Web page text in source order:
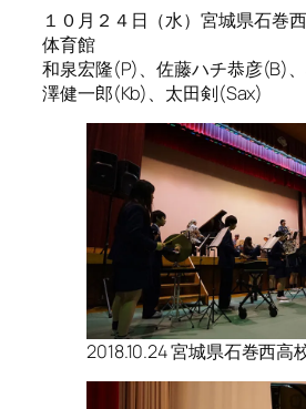
１０月２４日（水）宮城県石巻
体育館
和泉宏隆(P)、佐藤ハチ恭彦(B)
澤健一郎(Kb)、太田剣(Sax)
2018.10.24 宮城県石巻西高